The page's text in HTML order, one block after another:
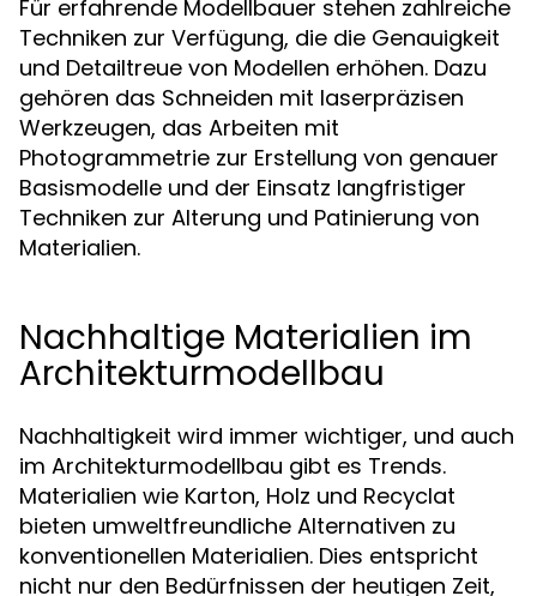
Für erfahrende Modellbauer stehen zahlreiche
Techniken zur Verfügung, die die Genauigkeit
und Detailtreue von Modellen erhöhen. Dazu
gehören das Schneiden mit laserpräzisen
Werkzeugen, das Arbeiten mit
Photogrammetrie zur Erstellung von genauer
Basismodelle und der Einsatz langfristiger
Techniken zur Alterung und Patinierung von
Materialien.
Nachhaltige Materialien im
Architekturmodellbau
Nachhaltigkeit wird immer wichtiger, und auch
im Architekturmodellbau gibt es Trends.
Materialien wie Karton, Holz und Recyclat
bieten umweltfreundliche Alternativen zu
konventionellen Materialien. Dies entspricht
nicht nur den Bedürfnissen der heutigen Zeit,